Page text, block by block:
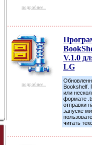
подробнее...
подробнее...
V.1.0
LG
Bookshelf.
или
формате
отправки
запуске
читать